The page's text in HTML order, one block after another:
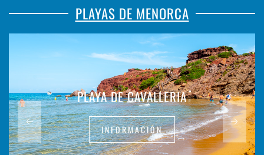
PLAYAS DE MENORCA
PLAYA DE CAVALLERIA
INFORMACIÓN